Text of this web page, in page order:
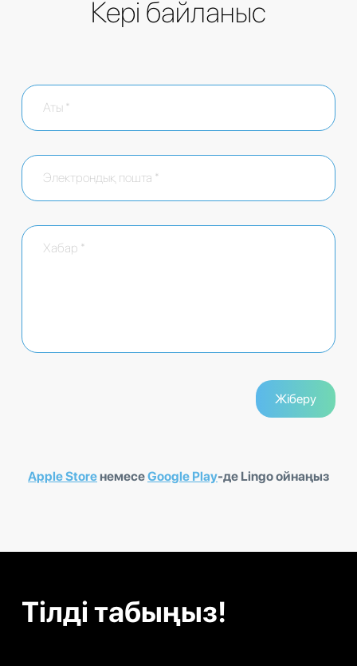
Кері байланыс
Apple StoreнемесеGoogle Play-де Lingo ойнаңыз
Тілді табыңыз!